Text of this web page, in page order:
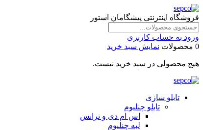
فروشگاه اینترنتی پیشگامان استور
ورود به حساب کاربری
0 محصولات
نمایش سبد خرید
هیچ محصولی در سبد خرید نیست.
تابلو سازی
تابلو چنلیوم
اس ام دی و ترانس
لبه چنلیوم